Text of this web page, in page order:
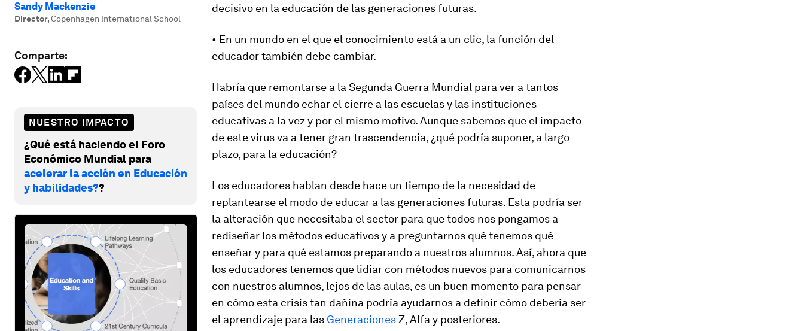
Sandy Mackenzie
Director,Copenhagen International School
Comparte:
NUESTRO IMPACTO
¿Qué está haciendo el Foro
Económico Mundial para
acelerar la acción en Educación
y habilidades??
decisivo en la educación de las generaciones futuras.
• En un mundo en el que el conocimiento está a un clic, la función del
educador también debe cambiar.
Habría que remontarse a la Segunda Guerra Mundial para ver a tantos
países del mundo echar el cierre a las escuelas y las instituciones
educativas a la vez y por el mismo motivo. Aunque sabemos que el impacto
de este virus va a tener gran trascendencia, ¿qué podría suponer, a largo
plazo, para la educación?
Los educadores hablan desde hace un tiempo de la necesidad de
replantearse el modo de educar a las generaciones futuras. Esta podría ser
la alteración que necesitaba el sector para que todos nos pongamos a
rediseñar los métodos educativos y a preguntarnos qué tenemos qué
enseñar y para qué estamos preparando a nuestros alumnos. Así, ahora que
los educadores tenemos que lidiar con métodos nuevos para comunicarnos
con nuestros alumnos, lejos de las aulas, es un buen momento para pensar
en cómo esta crisis tan dañina podría ayudarnos a definir cómo debería ser
el aprendizaje para las GeneracionesZ, Alfa y posteriores.